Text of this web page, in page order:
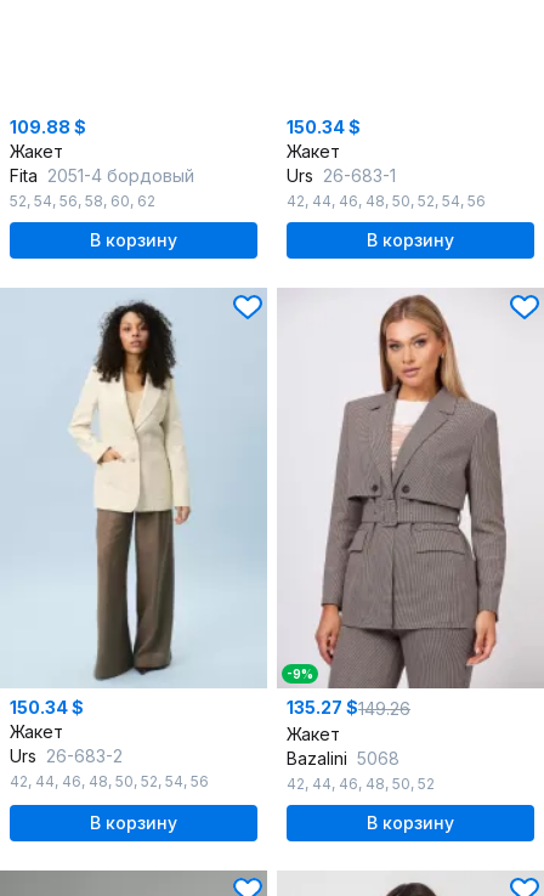
109.88 $
Жакет
Fita 2051-4 бордовый
52, 54, 56, 58, 60, 62
В корзину
150.34 $
Жакет
Urs 26-683-1
42, 44, 46, 48, 50, 52, 54, 56
В корзину
150.34 $
Жакет
Urs 26-683-2
42, 44, 46, 48, 50, 52, 54, 56
В корзину
-9%
135.27 $149.26
Жакет
Bazalini 5068
42, 44, 46, 48, 50, 52
В корзину